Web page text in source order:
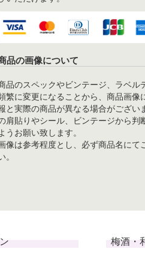
品の画像について
品のスペックやビンテージ、ラベル
繁に変更になることから、商品画像
と実際の商品が異なる場合がござい
肩貼りやシール、ビンテージから判
うお願い致します。
像は参考程度とし、必ず商品名にて
。
梅酒・